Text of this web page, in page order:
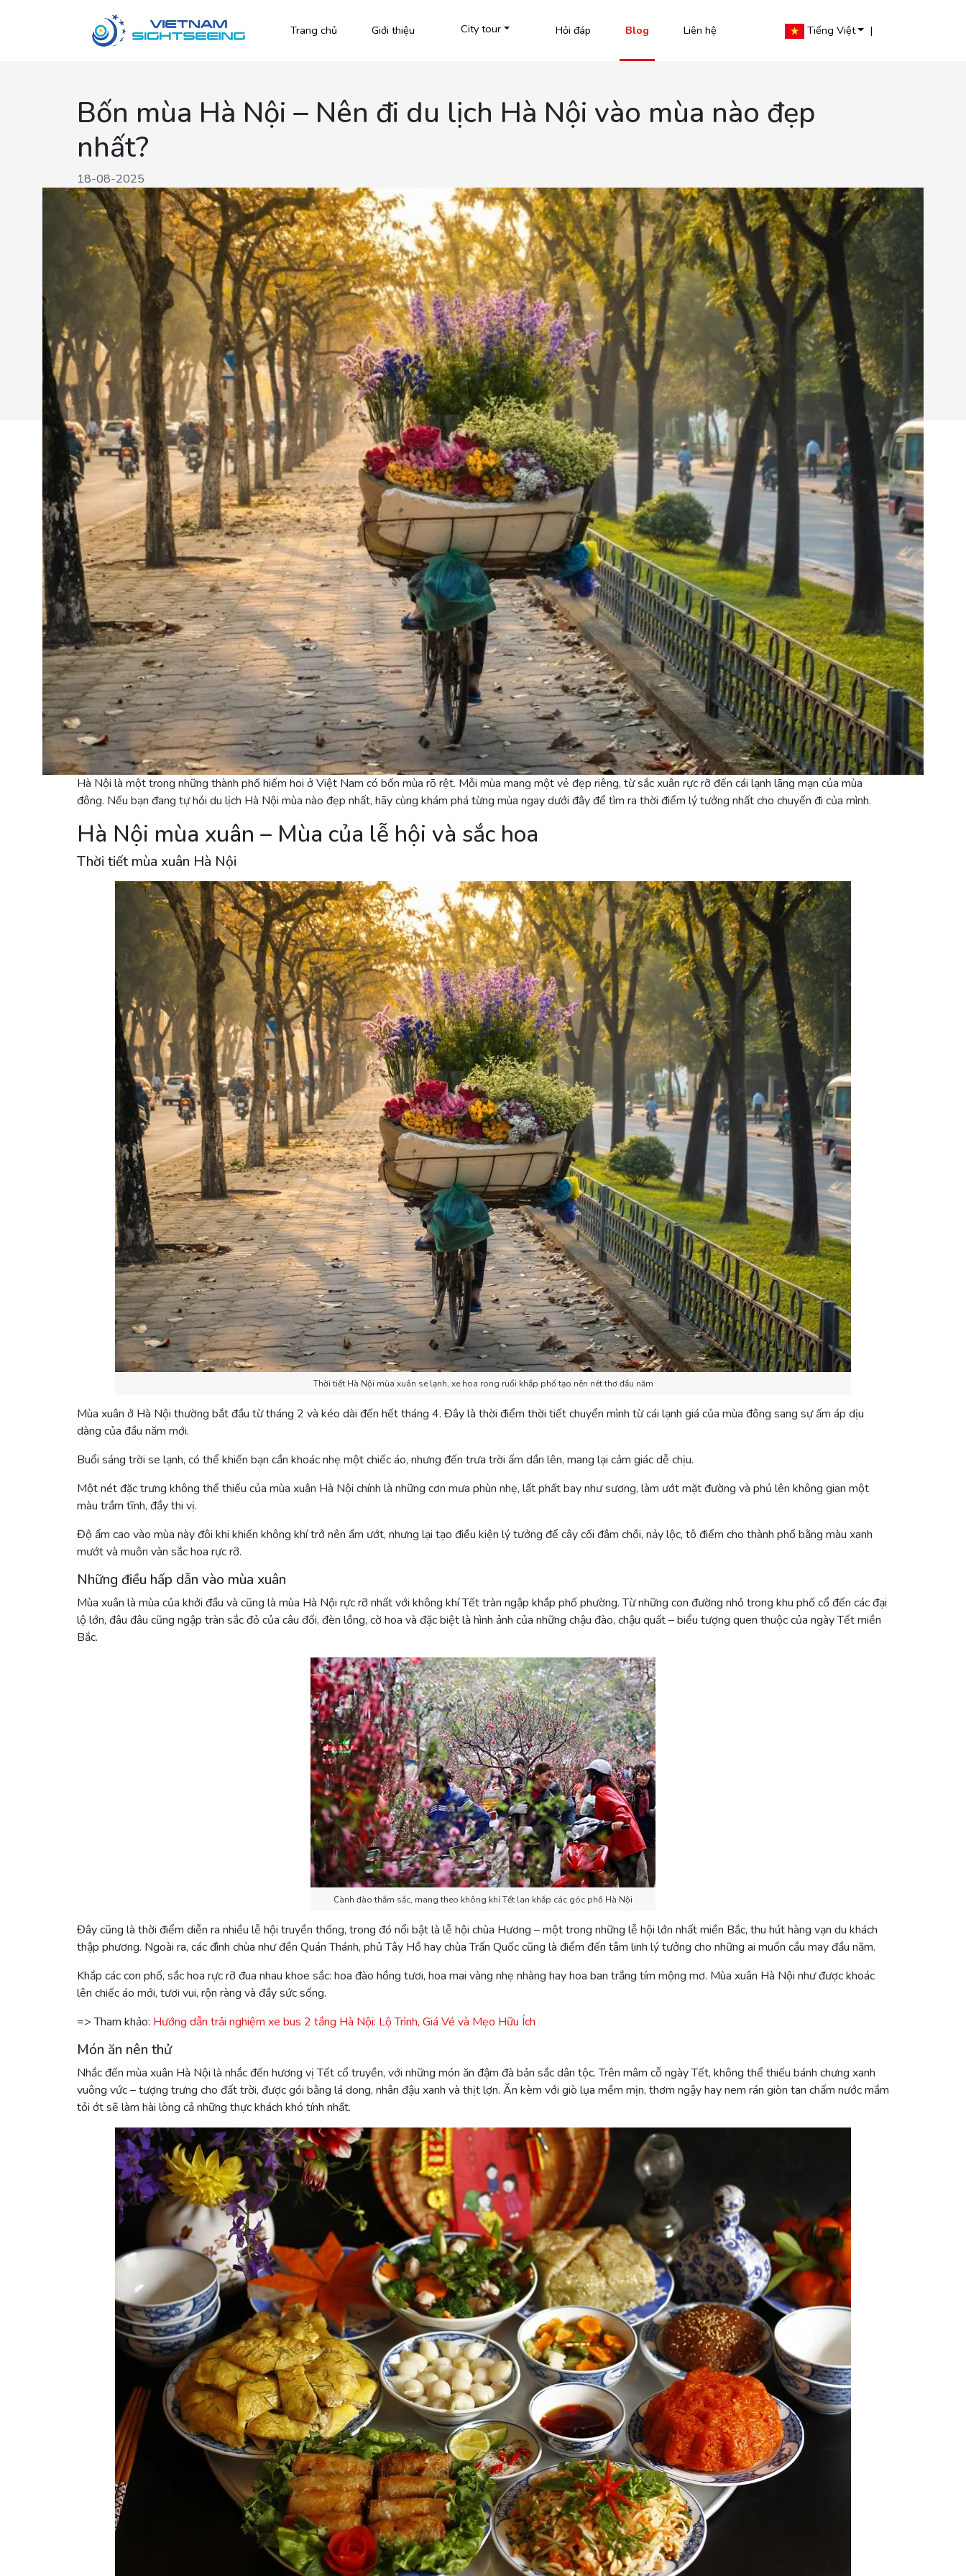
Trang chủ Giới thiệu City tour Hỏi đáp Blog Liên hệ Tiếng Việt |
Bốn mùa Hà Nội – Nên đi du lịch Hà Nội vào mùa nào đẹp
nhất?
18-08-2025
Hà Nội là một trong những thành phố hiếm hoi ở Việt Nam có bốn mùa rõ rệt. Mỗi mùa mang một vẻ đẹp riêng, từ sắc xuân rực rỡ đến cái lạnh lãng mạn của mùa
đông. Nếu bạn đang tự hỏi du lịch Hà Nội mùa nào đẹp nhất, hãy cùng khám phá từng mùa ngay dưới đây để tìm ra thời điểm lý tưởng nhất cho chuyến đi của mình.
Hà Nội mùa xuân – Mùa của lễ hội và sắc hoa
Thời tiết mùa xuân Hà Nội
Thời tiết Hà Nội mùa xuân se lạnh, xe hoa rong ruổi khắp phố tạo nên nét thơ đầu năm
Mùa xuân ở Hà Nội thường bắt đầu từ tháng 2 và kéo dài đến hết tháng 4. Đây là thời điểm thời tiết chuyển mình từ cái lạnh giá của mùa đông sang sự ấm áp dịu
dàng của đầu năm mới.
Buổi sáng trời se lạnh, có thể khiến bạn cần khoác nhẹ một chiếc áo, nhưng đến trưa trời ấm dần lên, mang lại cảm giác dễ chịu.
Một nét đặc trưng không thể thiếu của mùa xuân Hà Nội chính là những cơn mưa phùn nhẹ, lất phất bay như sương, làm ướt mặt đường và phủ lên không gian một
màu trầm tĩnh, đầy thi vị.
Độ ẩm cao vào mùa này đôi khi khiến không khí trở nên ẩm ướt, nhưng lại tạo điều kiện lý tưởng để cây cối đâm chồi, nảy lộc, tô điểm cho thành phố bằng màu xanh
mướt và muôn vàn sắc hoa rực rỡ.
Những điều hấp dẫn vào mùa xuân
Mùa xuân là mùa của khởi đầu và cũng là mùa Hà Nội rực rỡ nhất với không khí Tết tràn ngập khắp phố phường. Từ những con đường nhỏ trong khu phố cổ đến các đại
lộ lớn, đâu đâu cũng ngập tràn sắc đỏ của câu đối, đèn lồng, cờ hoa và đặc biệt là hình ảnh của những chậu đào, chậu quất – biểu tượng quen thuộc của ngày Tết miền
Bắc.
Cành đào thắm sắc, mang theo không khí Tết lan khắp các góc phố Hà Nội
Đây cũng là thời điểm diễn ra nhiều lễ hội truyền thống, trong đó nổi bật là lễ hội chùa Hương – một trong những lễ hội lớn nhất miền Bắc, thu hút hàng vạn du khách
thập phương. Ngoài ra, các đình chùa như đền Quán Thánh, phủ Tây Hồ hay chùa Trấn Quốc cũng là điểm đến tâm linh lý tưởng cho những ai muốn cầu may đầu năm.
Khắp các con phố, sắc hoa rực rỡ đua nhau khoe sắc: hoa đào hồng tươi, hoa mai vàng nhẹ nhàng hay hoa ban trắng tím mộng mơ. Mùa xuân Hà Nội như được khoác
lên chiếc áo mới, tươi vui, rộn ràng và đầy sức sống.
=> Tham khảo: Hướng dẫn trải nghiệm xe bus 2 tầng Hà Nội: Lộ Trình, Giá Vé và Mẹo Hữu Ích
Món ăn nên thử
Nhắc đến mùa xuân Hà Nội là nhắc đến hương vị Tết cổ truyền, với những món ăn đậm đà bản sắc dân tộc. Trên mâm cỗ ngày Tết, không thể thiếu bánh chưng xanh
vuông vức – tượng trưng cho đất trời, được gói bằng lá dong, nhân đậu xanh và thịt lợn. Ăn kèm với giò lụa mềm mịn, thơm ngậy hay nem rán giòn tan chấm nước mắm
tỏi ớt sẽ làm hài lòng cả những thực khách khó tính nhất.